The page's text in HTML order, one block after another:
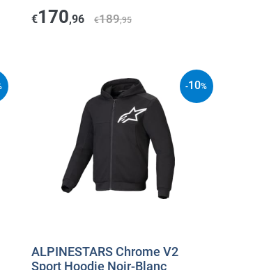
€170,96 €189,95
ALPINESTARS Chrome V2
Sport Hoodie Noir-Blanc
-10%